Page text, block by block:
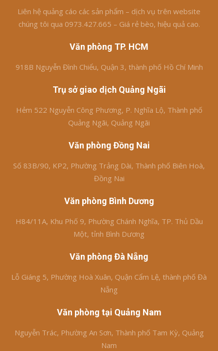
Liên hệ quảng cáo các sản phẩm – dịch vụ trên website
chúng tôi qua 0973.427.665 – Giá rẻ bèo, hiệu quả cao.
Văn phòng TP. HCM
918B Nguyễn Đình Chiểu, Quận 3, thành phố Hồ Chí Minh
Trụ sở giao dịch Quảng Ngãi
Hẻm 522 Nguyễn Công Phương, P. Nghĩa Lộ, Thành phố
Quảng Ngãi, Quảng Ngãi
Văn phòng Đồng Nai
Số 83B/90, KP2, Phường Trảng Dài, Thành phố Biên Hoà,
Đồng Nai
Văn phòng Bình Dương
H84/11A, Khu Phố 9, Phường Chánh Nghĩa, TP. Thủ Dầu
Một, tỉnh Bình Dương
Văn phòng Đà Nẵng
Lỗ Giáng 5, Phường Hoà Xuân, Quận Cẩm Lệ, thành phố Đà
Nẵng
Văn phòng tại Quảng Nam
Nguyễn Trác, Phường An Sơn, Thành phố Tam Kỳ, Quảng
Nam